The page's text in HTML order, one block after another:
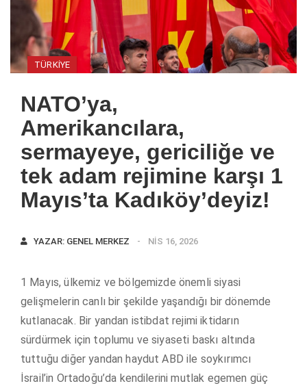
TÜRKIYE
NATO’ya,
Amerikancılara,
sermayeye, gericiliğe ve
tek adam rejimine karşı 1
Mayıs’ta Kadıköy’deyiz!
YAZAR: GENEL MERKEZ NIS 16, 2026
1 Mayıs, ülkemiz ve bölgemizde önemli siyasi
gelişmelerin canlı bir şekilde yaşandığı bir dönemde
kutlanacak. Bir yandan istibdat rejimi iktidarın
sürdürmek için toplumu ve siyaseti baskı altında
tuttuğu diğer yandan haydut ABD ile soykırımcı
İsrail’in Ortadoğu’da kendilerini mutlak egemen güç